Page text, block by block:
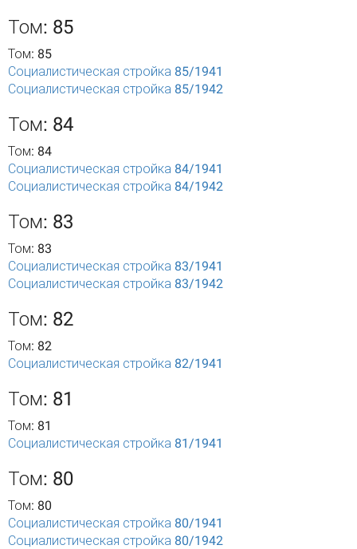
Том: 85
Том: 85
Социалистическая стройка 85/1941
Социалистическая стройка 85/1942
Том: 84
Том: 84
Социалистическая стройка 84/1941
Социалистическая стройка 84/1942
Том: 83
Том: 83
Социалистическая стройка 83/1941
Социалистическая стройка 83/1942
Том: 82
Том: 82
Социалистическая стройка 82/1941
Том: 81
Том: 81
Социалистическая стройка 81/1941
Том: 80
Том: 80
Социалистическая стройка 80/1941
Социалистическая стройка 80/1942